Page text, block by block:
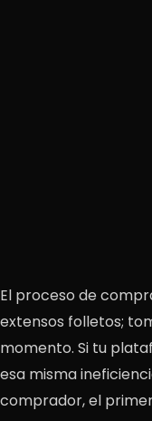
El proceso de
extensos folletos;
momento. Si tu
esa misma
comprador, el